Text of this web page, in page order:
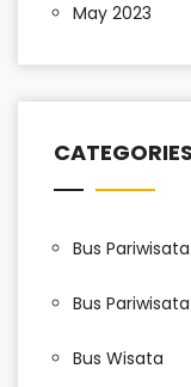
May 2023
CATEGORIES
Bus
Bus
Bus Wisata